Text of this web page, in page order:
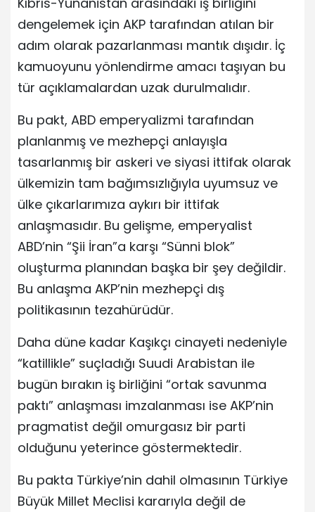
dengelemek için AKP tarafından atılan bir
adım olarak pazarlanması mantık dışıdır. İç
kamuoyunu yönlendirme amacı taşıyan bu
tür açıklamalardan uzak durulmalıdır.
Bu pakt, ABD emperyalizmi tarafından
planlanmış ve mezhepçi anlayışla
tasarlanmış bir askeri ve siyasi ittifak olarak
ülkemizin tam bağımsızlığıyla uyumsuz ve
ülke çıkarlarımıza aykırı bir ittifak
anlaşmasıdır. Bu gelişme, emperyalist
ABD’nin “Şii İran”a karşı “Sünni blok”
oluşturma planından başka bir şey değildir.
Bu anlaşma AKP’nin mezhepçi dış
politikasının tezahürüdür.
Daha düne kadar Kaşıkçı cinayeti nedeniyle
“katillikle” suçladığı Suudi Arabistan ile
bugün bırakın iş birliğini “ortak savunma
paktı” anlaşması imzalanması ise AKP’nin
pragmatist değil omurgasız bir parti
olduğunu yeterince göstermektedir.
Bu pakta Türkiye’nin dahil olmasının Türkiye
Büyük Millet Meclisi kararıyla değil de